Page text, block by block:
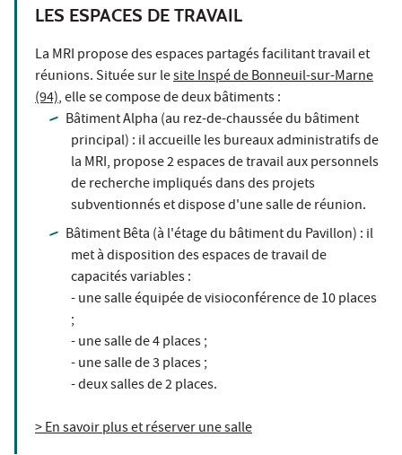
LES ESPACES DE TRAVAIL
La MRI propose des espaces partagés facilitant travail et
réunions. Située sur lesite Inspé de Bonneuil-sur-Marne
(94), elle se compose de deux bâtiments :
Bâtiment Alpha (au rez-de-chaussée du bâtiment
principal) : il accueille les bureaux administratifs de
la MRI, propose 2 espaces de travail aux personnels
de recherche impliqués dans des projets
subventionnés et dispose d'une salle de réunion.
Bâtiment Bêta (à l'étage du bâtiment du Pavillon) : il
met à disposition des espaces de travail de
capacités variables :
- une salle équipée de visioconférence de 10 places
;
- une salle de 4 places ;
- une salle de 3 places ;
- deux salles de 2 places.
> En savoir plus et réserver une salle